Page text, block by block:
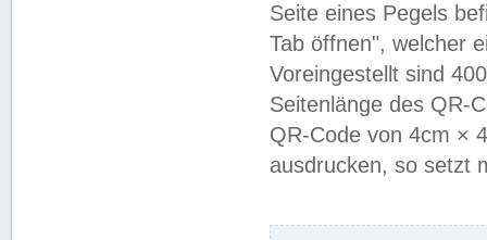
Seite eines Pegels
Tab öffnen", welcher
Voreingestellt sind
Seitenlänge des QR-
QR-Code von 4cm ×
ausdrucken, so setzt